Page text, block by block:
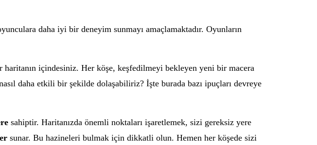
daha iyi bir deneyim sunmayı amaçlamaktadır. Oyunların
haritanın içindesiniz. Her köşe, keşfedilmeyi bekleyen yeni bir macera
daha etkili bir şekilde dolaşabiliriz? İşte burada bazı ipuçları devreye
sahiptir. Haritanızda önemli noktaları işaretlemek, sizi gereksiz yere
sunar. Bu hazineleri bulmak için dikkatli olun. Hemen her köşede sizi